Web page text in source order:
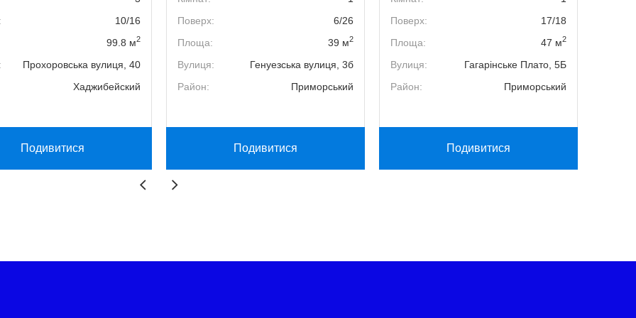
10/16
99.8 м2
Прохоровська вулиця, 40
Хаджибейский
Подивитися
Поверх:
6/26
Площа:
39 м2
Вулиця:
Генуезська вулиця, 3б
Район:
Приморський
Подивитися
Поверх:
17/18
Площа:
47 м2
Вулиця:
Гагарінське Плато, 5Б
Район:
Приморський
Подивитися